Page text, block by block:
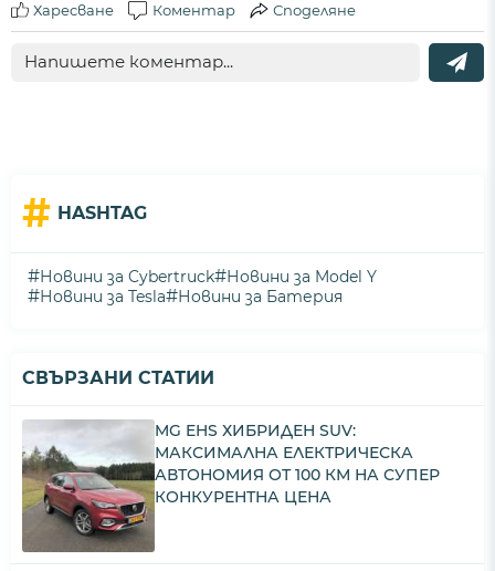
Харесване Коментар Споделяне
# HASHTAG
#Новини за Cybertruck#Новини за Model Y
#Новини за Tesla#Новини за Батерия
СВЪРЗАНИ СТАТИИ
MG EHS ХИБРИДЕН SUV:
МАКСИМАЛНА ЕЛЕКТРИЧЕСКА
АВТОНОМИЯ ОТ 100 КМ НА СУПЕР
КОНКУРЕНТНА ЦЕНА